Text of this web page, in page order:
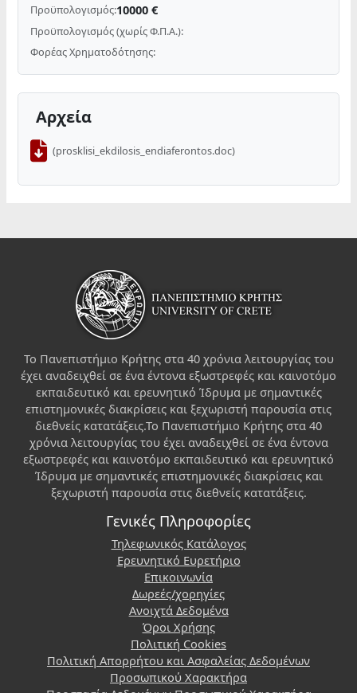
Προϋπολογισμός:10000 €
Προϋπολογισμός (χωρίς Φ.Π.Α.):
Φορέας Χρηματοδότησης:
Αρχεία
(prosklisi_ekdilosis_endiaferontos.doc)
Το Πανεπιστήμιο Κρήτης στα 40 χρόνια λειτουργίας του
έχει αναδειχθεί σε ένα έντονα εξωστρεφές και καινοτόμο
εκπαιδευτικό και ερευνητικό Ίδρυμα με σημαντικές
επιστημονικές διακρίσεις και ξεχωριστή παρουσία στις
διεθνείς κατατάξεις.Το Πανεπιστήμιο Κρήτης στα 40
χρόνια λειτουργίας του έχει αναδειχθεί σε ένα έντονα
εξωστρεφές και καινοτόμο εκπαιδευτικό και ερευνητικό
Ίδρυμα με σημαντικές επιστημονικές διακρίσεις και
ξεχωριστή παρουσία στις διεθνείς κατατάξεις.
Γενικές Πληροφορίες
Τηλεφωνικός Κατάλογος
Ερευνητικό Ευρετήριο
Επικοινωνία
Δωρεές/χορηγίες
Ανοιχτά Δεδομένα
Όροι Χρήσης
Πολιτική Cookies
Πολιτική Απορρήτου και Ασφαλείας Δεδομένων
Προσωπικού Χαρακτήρα